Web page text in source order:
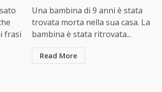
frasi
Una bambina di 9 anni è stata
trovata morta nella sua casa. La
bambina è stata ritrovata...
Read More